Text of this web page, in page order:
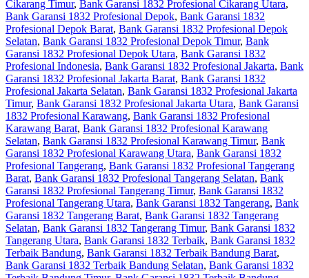
Cikarang Timur, Bank Garansi 1832 Profesional Cikarang Utara,
Bank Garansi 1832 Profesional Depok, Bank Garansi 1832
Profesional Depok Barat, Bank Garansi 1832 Profesional Depok
Selatan, Bank Garansi 1832 Profesional Depok Timur, Bank
Garansi 1832 Profesional Depok Utara, Bank Garansi 1832
Profesional Indonesia, Bank Garansi 1832 Profesional Jakarta, Bank
Garansi 1832 Profesional Jakarta Barat, Bank Garansi 1832
Profesional Jakarta Selatan, Bank Garansi 1832 Profesional Jakarta
Timur, Bank Garansi 1832 Profesional Jakarta Utara, Bank Garansi
1832 Profesional Karawang, Bank Garansi 1832 Profesional
Karawang Barat, Bank Garansi 1832 Profesional Karawang
Selatan, Bank Garansi 1832 Profesional Karawang Timur, Bank
Garansi 1832 Profesional Karawang Utara, Bank Garansi 1832
Profesional Tangerang, Bank Garansi 1832 Profesional Tangerang
Barat, Bank Garansi 1832 Profesional Tangerang Selatan, Bank
Garansi 1832 Profesional Tangerang Timur, Bank Garansi 1832
Profesional Tangerang Utara, Bank Garansi 1832 Tangerang, Bank
Garansi 1832 Tangerang Barat, Bank Garansi 1832 Tangerang
Selatan, Bank Garansi 1832 Tangerang Timur, Bank Garansi 1832
Tangerang Utara, Bank Garansi 1832 Terbaik, Bank Garansi 1832
Terbaik Bandung, Bank Garansi 1832 Terbaik Bandung Barat,
Bank Garansi 1832 Terbaik Bandung Selatan, Bank Garansi 1832